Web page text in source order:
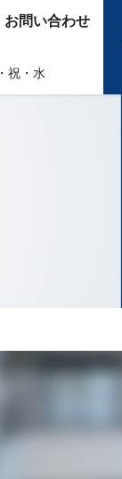
お問い合わせ
祝・水